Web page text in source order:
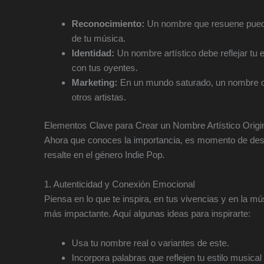
Reconocimiento: Un nombre que resuene
de tu música.
Identidad: Un nombre artístico debe reflejar tu
con tus oyentes.
Marketing: En un mundo saturado, un nombre
otros artistas.
Elementos Clave para Crear un Nombre Artístico
Ahora que conoces la importancia, es momento de
resalte en el género Indie Pop.
1. Autenticidad y Conexión Emocional
Piensa en lo que te inspira, en tus vivencias y en la
más impactante. Aquí algunas ideas para inspirarte:
Usa tu nombre real o variantes de este.
Incorpora palabras que reflejen tu estilo